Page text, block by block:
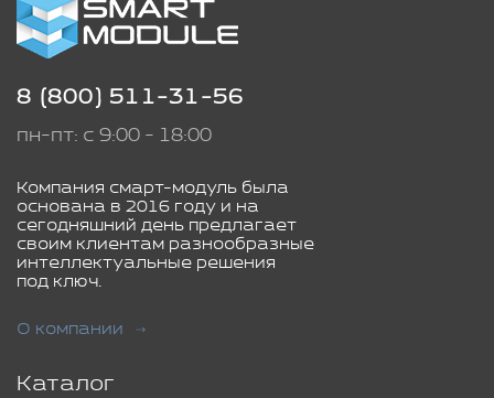
8 (800) 511-31-56
пн-пт: с 9:00 - 18:00
Компания смарт-модуль была
основана в 2016 году и на
сегодняшний день предлагает
своим клиентам разнообразные
интеллектуальные решения
под ключ.
О компании
Каталог